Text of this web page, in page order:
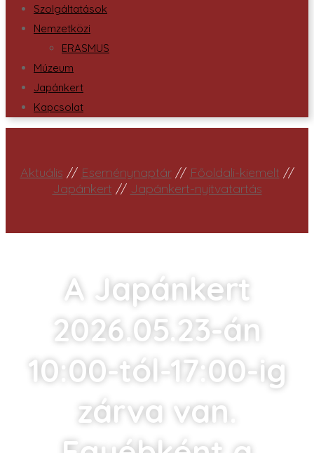
Szolgáltatások
Nemzetközi
ERASMUS
Múzeum
Japánkert
Kapcsolat
Aktuális // Eseménynaptár// Főoldali-kiemelt //
Japánkert // Japánkert-nyitvatartás
A Japánkert
2026.05.23-án
10:00-tól-17:00-ig
zárva van.